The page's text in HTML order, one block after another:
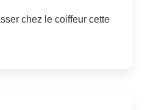
chez le coiffeur cette